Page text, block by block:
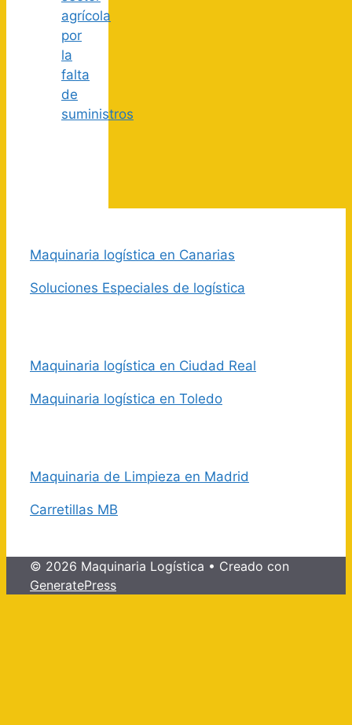
agrícola
por
la
falta
de
suministros
Maquinaria logística en Canarias
Soluciones Especiales de logística
Maquinaria logística en Ciudad Real
Maquinaria logística en Toledo
Maquinaria de Limpieza en Madrid
Carretillas MB
© 2026 Maquinaria Logística • Creado con
GeneratePress